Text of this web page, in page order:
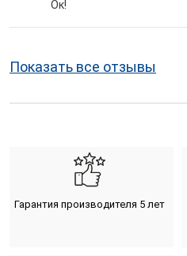
Ок!
Показать все отзывы
Гарантия производителя 5 лет